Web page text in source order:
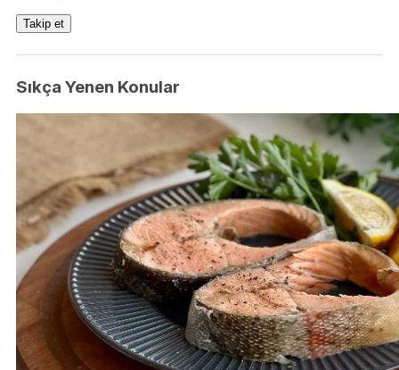
Takip et
Sıkça Yenen Konular